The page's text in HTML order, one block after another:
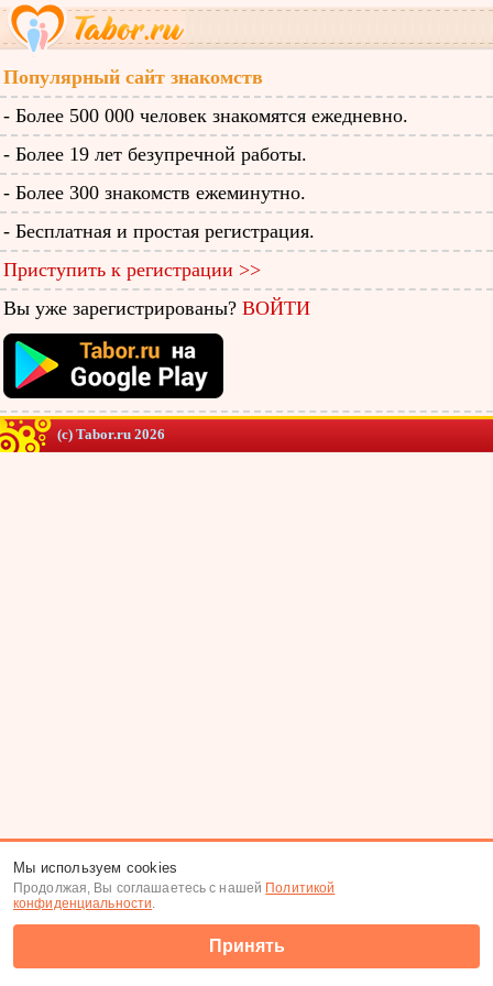
Популярный сайт знакомств
- Более 500 000 человек знакомятся ежедневно.
- Более 19 лет безупречной работы.
- Более 300 знакомств ежеминутно.
- Бесплатная и простая регистрация.
Приступить к регистрации >>
Вы уже зарегистрированы? ВОЙТИ
(c) Tabor.ru 2026
Мы используем cookies
Продолжая, Вы соглашаетесь с нашей Политикой
конфиденциальности.
Принять